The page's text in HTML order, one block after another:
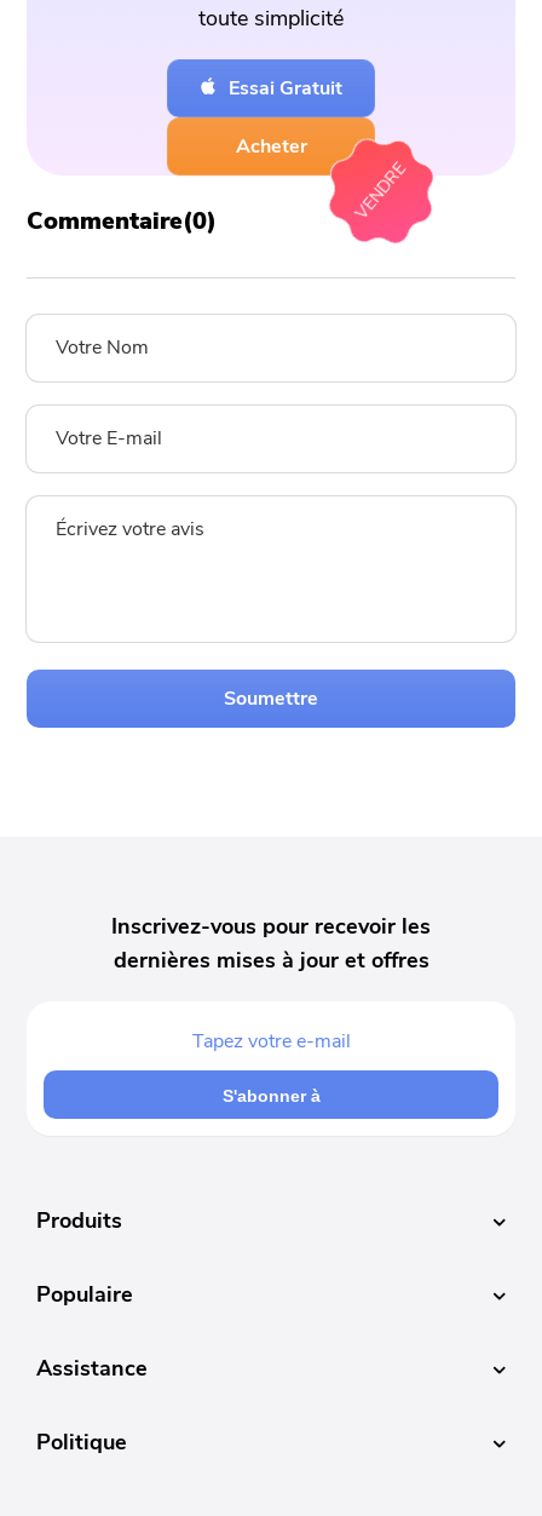
toute simplicité
Essai Gratuit
Acheter
VENDRE
Commentaire(0)
Soumettre
Inscrivez-vous pour recevoir les
dernières mises à jour et offres
S'abonner à
Produits
Populaire
Assistance
Politique